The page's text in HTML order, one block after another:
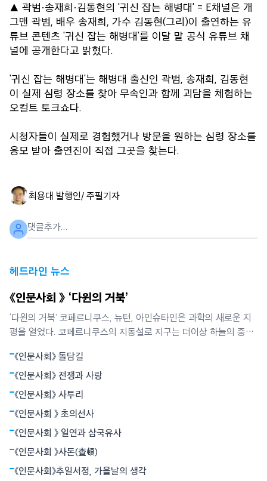
▲ 곽범·송재희·김동현의 '귀신 잡는 해병대' = E채널은 개
그맨 곽범, 배우 송재희, 가수 김동현(그리)이 출연하는 유
튜브 콘텐츠 '귀신 잡는 해병대'를 이달 말 공식 유튜브 채
널에 공개한다고 밝혔다.
'귀신 잡는 해병대'는 해병대 출신인 곽범, 송재희, 김동현
이 실제 심령 장소를 찾아 무속인과 함께 괴담을 체험하는
오컬트 토크쇼다.
시청자들이 실제로 경험했거나 방문을 원하는 심령 장소를
응모 받아 출연진이 직접 그곳을 찾는다.
최용대 발행인/ 주필기자
헤드라인 뉴스
《인문사회 》 ‘다윈의 거북’
‘다윈의 거북’ 코페르니쿠스, 뉴턴, 아인슈타인은 과학의 새로운 지
평을 열었다. 코페르니쿠스의 지동설로 지구는 더이상 하늘의 중심
의해 빚어지는 현상임을 밝혔다. 뉴턴역학은 하늘과 지상을 함께 아
울렀다. 아인슈타인의 상대성원리는 시간과 공간의 상대성, 휘어진
공간개념으로서의 중력 등 혁명적
《인문사회》 돌담길
《인문사회》 전쟁과 사랑
《인문사회》 사투리
《인문사회 》 초의선사
《인문사회 》 일연과 삼국유사
《인문사회 》사돈(査頓)
《인문사회》추일서정, 가을날의 생각